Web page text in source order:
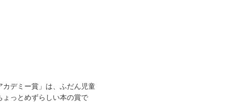
デミー賞」は、ふだん児童
っとめずらしい本の賞で